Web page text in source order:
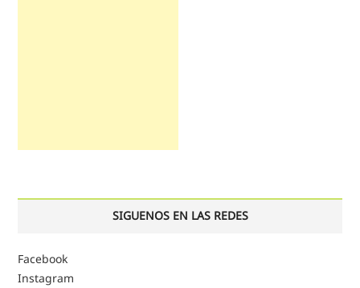
SIGUENOS EN LAS REDES
Facebook
Instagram